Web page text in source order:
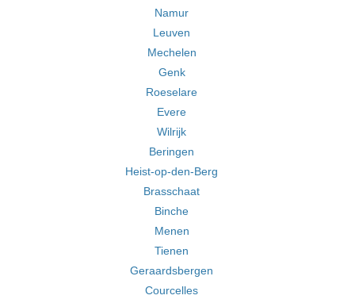
Namur
Leuven
Mechelen
Genk
Roeselare
Evere
Wilrijk
Beringen
Heist-op-den-Berg
Brasschaat
Binche
Menen
Tienen
Geraardsbergen
Courcelles